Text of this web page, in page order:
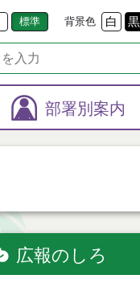
標準 背景色 白 黒
部署別案内
広報のしろ